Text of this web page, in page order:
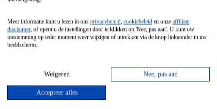
Vrijstaande Magnetron
Vrijstaande Kookplaat
Inbouw Gaskookplaat
Inbouw Keramische Kookplaat
Kookplaat Accessoires
Meer informatie kunt u lezen in ons privacybeleid, cookiebeleid en onze affiliate
disclaimer, of opent u de instellingen door te klikken op 'Nee, pas aan'. U kunt uw
toestemming op ieder moment weer wijzigen of intrekken via de knop linksonder in uw
beeldscherm.
Weigeren Nee, pas aan
Accepteer alles